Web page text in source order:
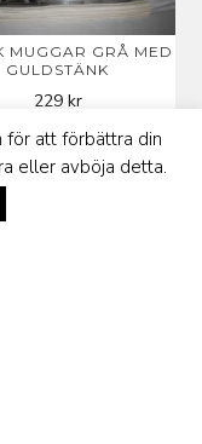
MUGGAR GRÅ MED
GULDSTÄNK
229 kr
för att förbättra din
eller avböja detta.